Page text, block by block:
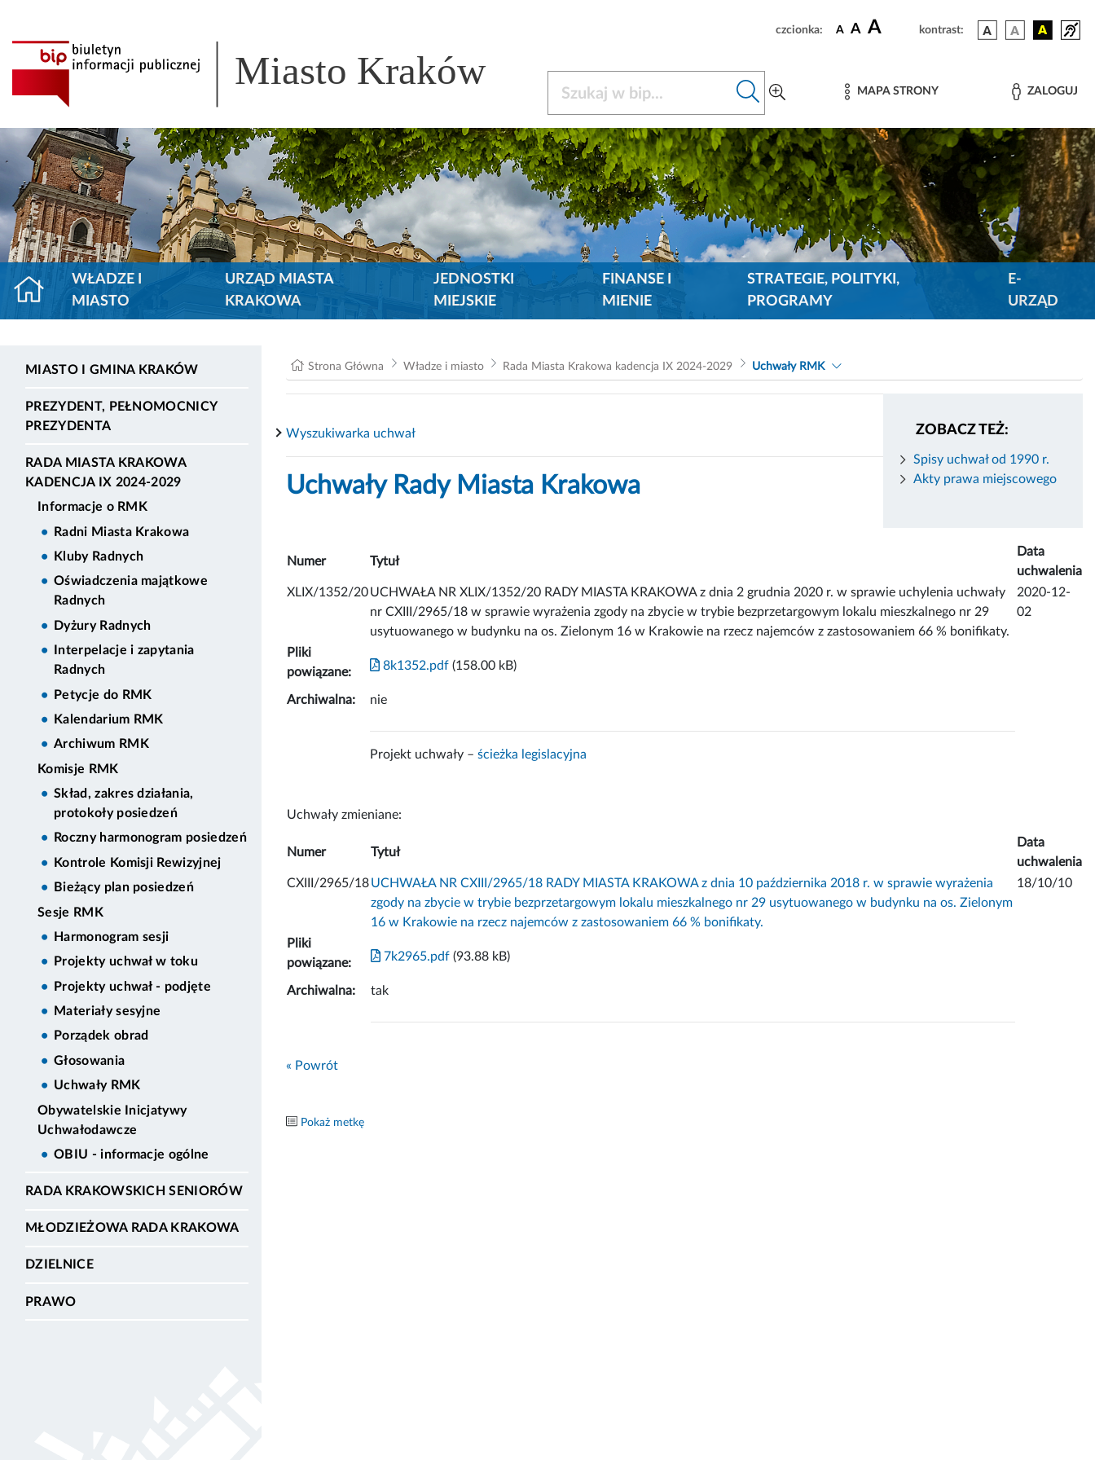
czcionka: A A A kontrast:
Miasto Kraków MAPA STRONY ZALOGUJ
WŁADZE I
MIASTO
URZĄD MIASTA
KRAKOWA
JEDNOSTKI
MIEJSKIE
FINANSE I
MIENIE
STRATEGIE, POLITYKI,
PROGRAMY
E-
URZĄD
MIASTO I GMINA KRAKÓW
PREZYDENT, PEŁNOMOCNICY
PREZYDENTA
RADA MIASTA KRAKOWA
KADENCJA IX 2024-2029
Informacje o RMK
Radni Miasta Krakowa
Kluby Radnych
Oświadczenia majątkowe
Radnych
Dyżury Radnych
Interpelacje i zapytania
Radnych
Petycje do RMK
Kalendarium RMK
Archiwum RMK
Komisje RMK
Skład, zakres działania,
protokoły posiedzeń
Roczny harmonogram posiedzeń
Kontrole Komisji Rewizyjnej
Bieżący plan posiedzeń
Sesje RMK
Harmonogram sesji
Projekty uchwał w toku
Projekty uchwał - podjęte
Materiały sesyjne
Porządek obrad
Głosowania
Uchwały RMK
Obywatelskie Inicjatywy
Uchwałodawcze
OBIU - informacje ogólne
RADA KRAKOWSKICH SENIORÓW
MŁODZIEŻOWA RADA KRAKOWA
DZIELNICE
PRAWO
Strona Główna Władze i miasto Rada Miasta Krakowa kadencja IX 2024-2029 Uchwały RMK
ZOBACZ TEŻ:
Spisy uchwał od 1990 r.
Akty prawa miejscowego
Wyszukiwarka uchwał
Uchwały Rady Miasta Krakowa
Numer Tytuł
Data
uchwalenia
XLIX/1352/20UCHWAŁA NR XLIX/1352/20 RADY MIASTA KRAKOWA z dnia 2 grudnia 2020 r. w sprawie uchylenia uchwały
nr CXIII/2965/18 w sprawie wyrażenia zgody na zbycie w trybie bezprzetargowym lokalu mieszkalnego nr 29
usytuowanego w budynku na os. Zielonym 16 w Krakowie na rzecz najemców z zastosowaniem 66 % bonifikaty.
2020-12-
02
Pliki
powiązane:
8k1352.pdf (158.00 kB)
Archiwalna: nie
Projekt uchwały – ścieżka legislacyjna
Uchwały zmieniane:
Numer Tytuł
Data
uchwalenia
CXIII/2965/18UCHWAŁA NR CXIII/2965/18 RADY MIASTA KRAKOWA z dnia 10 października 2018 r. w sprawie wyrażenia
zgody na zbycie w trybie bezprzetargowym lokalu mieszkalnego nr 29 usytuowanego w budynku na os. Zielonym
16 w Krakowie na rzecz najemców z zastosowaniem 66 % bonifikaty.
18/10/10
Pliki
powiązane:
7k2965.pdf (93.88 kB)
Archiwalna: tak
« Powrót
Pokaż metkę